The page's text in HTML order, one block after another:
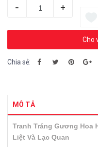
- +
Cho
Chia sẻ:
MÔ TẢ
Tranh Tráng Gương Hoa
Liệt Và Lạc Quan